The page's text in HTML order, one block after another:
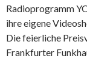
Radioprogramm
ihre eigene
Die feierliche
Frankfurter